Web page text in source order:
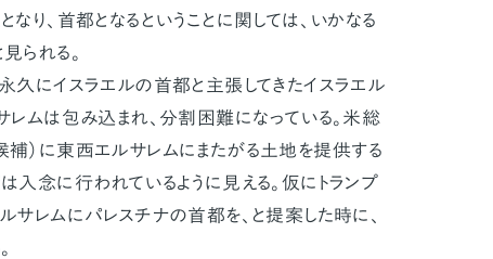
り、首都となるということに関しては、いかなる
られる。
久にイスラエルの首都と主張してきたイスラエル
レムは包み込まれ、分割困難になっている。米総
）に東西エルサレムにまたがる土地を提供する
入念に行われているように見える。仮にトランプ
レムにパレスチナの首都を、と提案した時に、